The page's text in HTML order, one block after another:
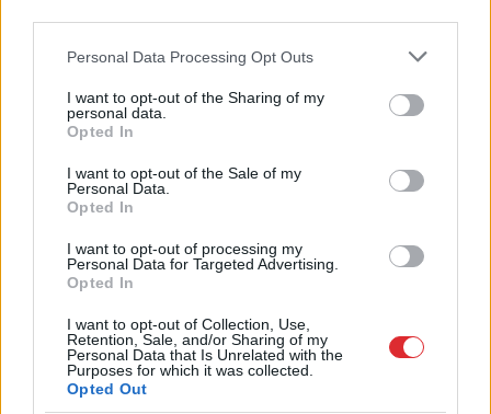
Please note that this website/app uses one or more Google
not limited to your visit or usage behaviour. You may click to
grant or deny consent to Google and its third-party tags to
use your data for below specified purposes in below Google
consent section.
Personal Data Processing Opt Outs
I want to opt-out of the Sharing of my
personal data.
Opted In
I want to opt-out of the Sale of my
Personal Data.
Opted In
I want to opt-out of processing my
Personal Data for Targeted Advertising.
Opted In
I want to opt-out of Collection, Use,
Retention, Sale, and/or Sharing of my
Personal Data that Is Unrelated with the
Purposes for which it was collected.
Opted Out
galvaspilsētā
TESTS. Matemātikas duelis: